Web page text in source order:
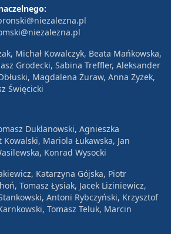
Michał Kowalczyk, Beata Mańkowska,
Grodecki, Sabina Treffler, Aleksander
Magdalena Żuraw, Anna Zyzek,
Święcicki
Duklanowski, Agnieszka
Kowalski, Mariola Łukawska, Jan
Konrad Wysocki
Katarzyna Gójska, Piotr
Tomasz Łysiak, Jacek Liziniewicz,
Antoni Rybczyński, Krzysztof
Tomasz Teluk, Marcin